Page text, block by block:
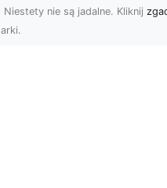
nie są jadalne. Kliknij